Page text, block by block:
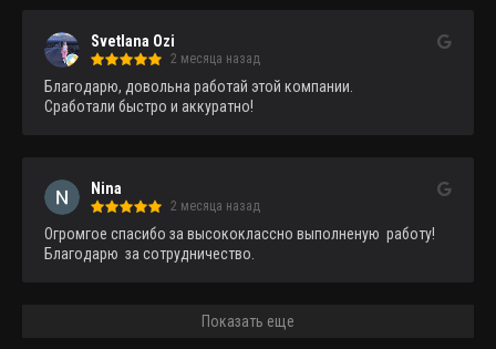
Svetlana Ozi
2 месяца назад
Благодарю, довольна работай этой компании.
Сработали быстро и аккуратно!
Nina
2 месяца назад
Огромгое спасибо за высококлассно выполненую  работу!
Благодарю  за сотрудничество.
Показать еще